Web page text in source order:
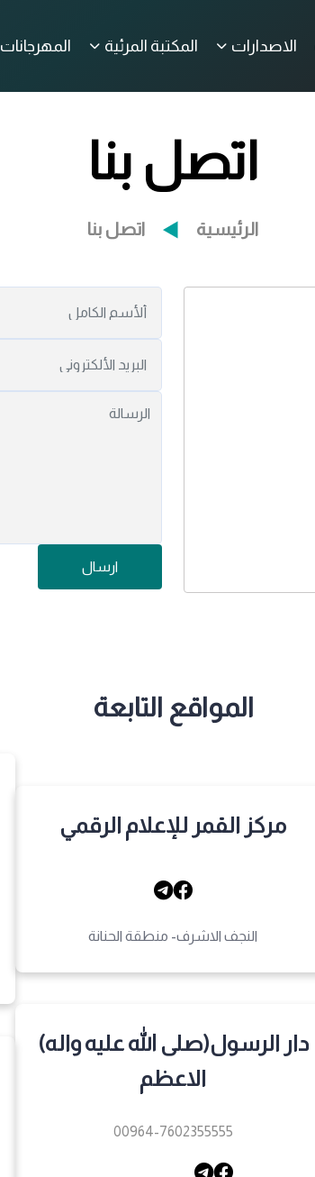
الاصدارات المكتبة المرئية المهرجانات
اتصل بنا
الرئيسية اتصل بنا
ارسال
المواقع التابعة
مركز القمر للإعلام الرقمي
النجف الاشرف- منطقة الحنانة
دار الرسول(صلى الله عليه واله)
الاعظم
00964-7602355555